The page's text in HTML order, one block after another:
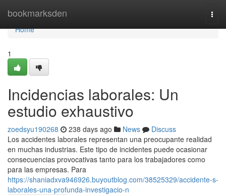
bookmarksden
Home
Home
1
Incidencias laborales: Un
estudio exhaustivo
zoedsyu190268 238 days ago News
Discuss
Los accidentes laborales representan una preocupante realidad
en muchas industrias. Este tipo de incidentes puede ocasionar
consecuencias provocativas tanto para los trabajadores como
para las empresas. Para
https://shaniadxva946926.buyoutblog.com/38525329/accidente-s-
laborales-una-profunda-investigacio-n